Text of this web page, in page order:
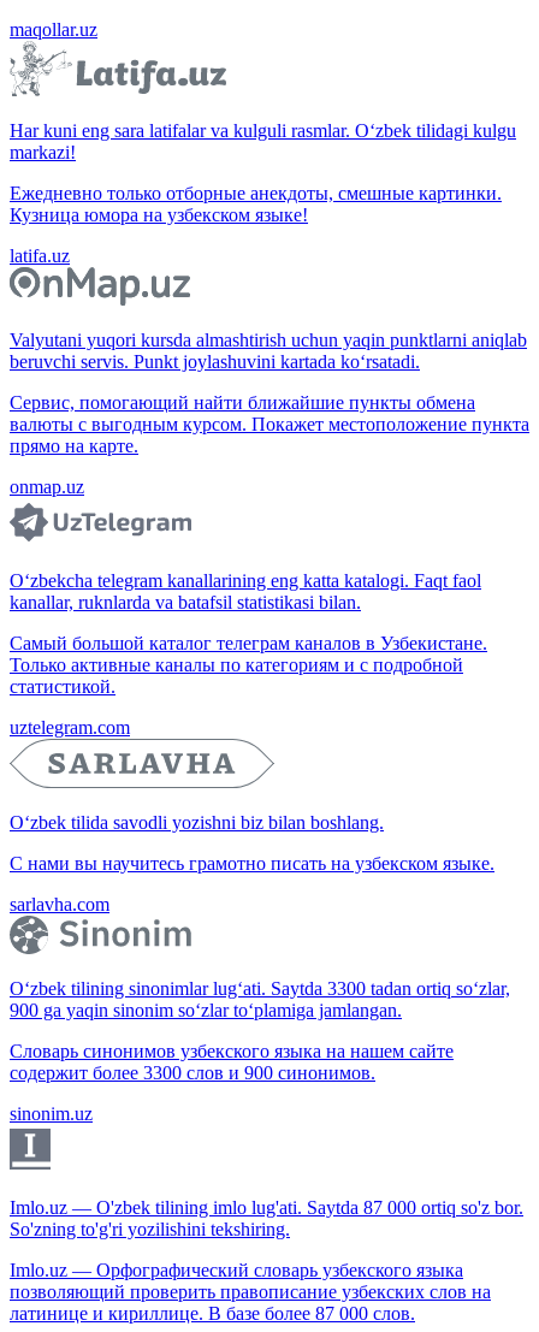
maqollar.uz
Har kuni eng sara latifalar va kulguli rasmlar. O‘zbek tilidagi kulgu
markazi!
Ежедневно только отборные анекдоты, смешные картинки.
Кузница юмора на узбекском языке!
latifa.uz
Valyutani yuqori kursda almashtirish uchun yaqin punktlarni aniqlab
beruvchi servis. Punkt joylashuvini kartada ko‘rsatadi.
Сервис, помогающий найти ближайшие пункты обмена
валюты с выгодным курсом. Покажет местоположение пункта
прямо на карте.
onmap.uz
O‘zbekcha telegram kanallarining eng katta katalogi. Faqt faol
kanallar, ruknlarda va batafsil statistikasi bilan.
Самый большой каталог телеграм каналов в Узбекистане.
Только активные каналы по категориям и с подробной
статистикой.
uztelegram.com
O‘zbek tilida savodli yozishni biz bilan boshlang.
С нами вы научитесь грамотно писать на узбекском языке.
sarlavha.com
O‘zbek tilining sinonimlar lug‘ati. Saytda 3300 tadan ortiq so‘zlar,
900 ga yaqin sinonim so‘zlar to‘plamiga jamlangan.
Словарь синонимов узбекского языка на нашем сайте
содержит более 3300 слов и 900 синонимов.
sinonim.uz
Imlo.uz — O'zbek tilining imlo lug'ati. Saytda 87 000 ortiq so'z bor.
So'zning to'g'ri yozilishini tekshiring.
Imlo.uz — Орфографический словарь узбекского языка
позволяющий проверить правописание узбекских слов на
латинице и кириллице. В базе более 87 000 слов.